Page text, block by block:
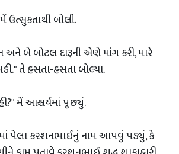
બોલી.
બે બોટલ દારૂની એણે માંગ કરી, મારે
તે હસતા-હસતા બોલ્યા.
મેં આશ્ચર્યમાં પૂછ્યું.
પેલા કરશનભાઈનું નામ આપવું પડ્યું, કે